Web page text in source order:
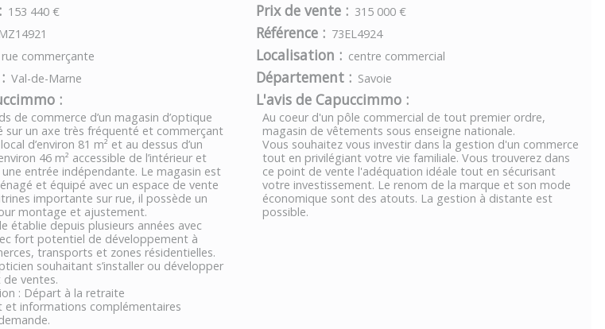
153 440 €
rue commerçante
Val-de-Marne
:
de commerce d’un magasin d’optique
sur un axe très fréquenté et commerçant
d’environ 81 m² et au dessus d’un
46 m² accessible de l’intérieur et
entrée indépendante. Le magasin est
et équipé avec un espace de vente
importante sur rue, il possède un
montage et ajustement.
établie depuis plusieurs années avec
fort potentiel de développement à
transports et zones résidentielles.
souhaitant s’installer ou développer
ventes.
: Départ à la retraite
et informations complémentaires
Prix de vente : 315 000 €
Référence : 73EL4924
Localisation : centre commercial
Département : Savoie
L'avis de Capuccimmo :
Au coeur d'un pôle commercial de tout premier ordre,
magasin de vêtements sous enseigne nationale.
Vous souhaitez vous investir dans la gestion d'un commerce
tout en privilégiant votre vie familiale. Vous trouverez dans
ce point de vente l'adéquation idéale tout en sécurisant
votre investissement. Le renom de la marque et son mode
économique sont des atouts. La gestion à distante est
possible.